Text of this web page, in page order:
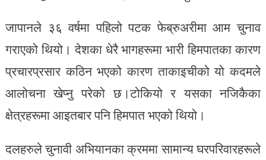
जापानले ३६ वर्षमा पहिलो पटक फेब्रुअरीमा आम चुनाव
गराएको थियो। देशका धेरै भागहरूमा भारी हिमपातका कारण
प्रचारप्रसार कठिन भएको कारण ताकाइचीको यो कदमले
आलोचना खेप्नु परेको छ।टोकियो र यसका नजिकैका
क्षेत्रहरूमा आइतबार पनि हिमपात भएको थियो।
दलहरुले चुनावी अभियानका क्रममा सामान्य घरपरिवारहरूले